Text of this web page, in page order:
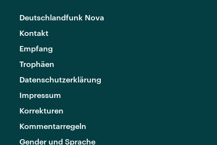
Deutschlandfunk Nova
Kontakt
Empfang
Trophäen
Datenschutzerklärung
Impressum
Korrekturen
Kommentarregeln
Gender und Sprache